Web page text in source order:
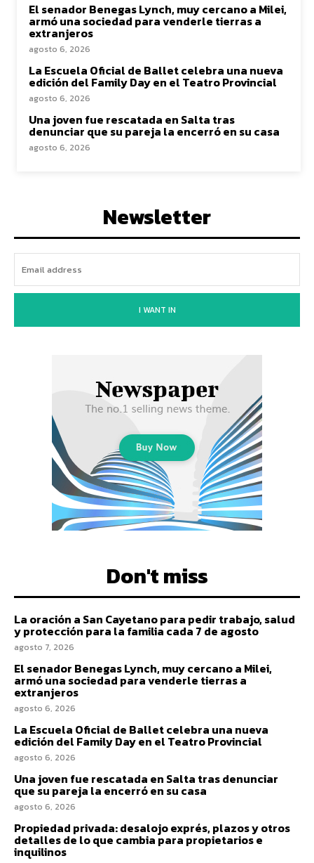
El senador Benegas Lynch, muy cercano a Milei,
armó una sociedad para venderle tierras a
extranjeros
agosto 6, 2026
La Escuela Oficial de Ballet celebra una nueva
edición del Family Day en el Teatro Provincial
agosto 6, 2026
Una joven fue rescatada en Salta tras
denunciar que su pareja la encerró en su casa
agosto 6, 2026
Newsletter
I WANT IN
Don't miss
La oración a San Cayetano para pedir trabajo, salud
y protección para la familia cada 7 de agosto
agosto 7, 2026
El senador Benegas Lynch, muy cercano a Milei,
armó una sociedad para venderle tierras a
extranjeros
agosto 6, 2026
La Escuela Oficial de Ballet celebra una nueva
edición del Family Day en el Teatro Provincial
agosto 6, 2026
Una joven fue rescatada en Salta tras denunciar
que su pareja la encerró en su casa
agosto 6, 2026
Propiedad privada: desalojo exprés, plazos y otros
detalles de lo que cambia para propietarios e
inquilinos